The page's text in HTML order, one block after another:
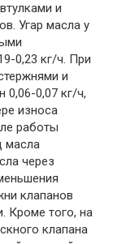
и
Угар масла у
0,23 кг/ч. При
и
0,06-0,07 кг/ч,
износа
работы
масла
через
клапанов
Кроме того, на
клапана